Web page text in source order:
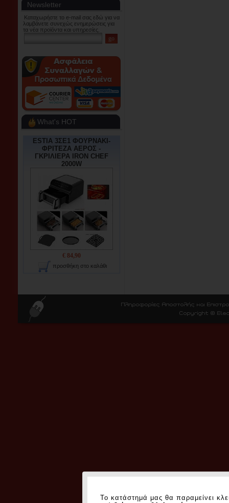
Newsletter
Καταχωρήστε το e-mail σας εδώ για να
λαμβάνετε συνεχώς ενημερώσεις για
τα νέα προϊόντα και υπηρεσίες.
What's HOT
ESTIA 3ΣΕ1 ΦΟΥΡΝΑΚΙ-
ΦΡΙΤΕΖΑ ΑΕΡΟΣ -
ΓΚΡΙΛΙΕΡΑ IRON CHEF
2000W
€ 84,90
προσθήκη στο καλάθι
Το κατάστημά μας θα παραμείνει